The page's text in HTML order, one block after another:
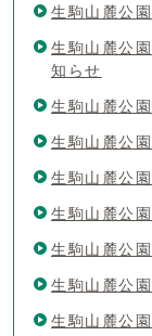
生駒山麓公
生駒山麓公
知らせ
生駒山麓公
生駒山麓公
生駒山麓公
生駒山麓公
生駒山麓公
生駒山麓公
生駒山麓公